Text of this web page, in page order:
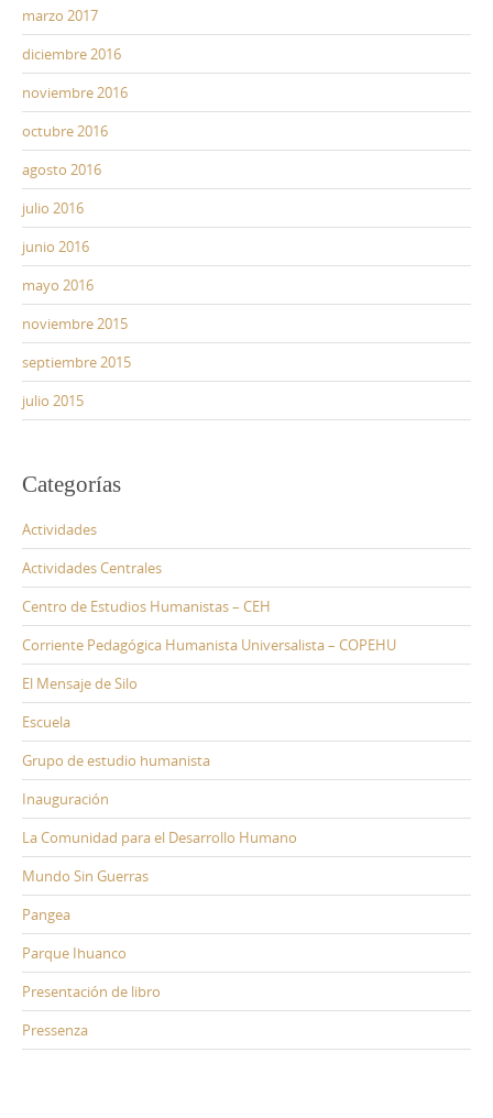
marzo 2017
diciembre 2016
noviembre 2016
octubre 2016
agosto 2016
julio 2016
junio 2016
mayo 2016
noviembre 2015
septiembre 2015
julio 2015
Categorías
Actividades
Actividades Centrales
Centro de Estudios Humanistas – CEH
Corriente Pedagógica Humanista Universalista – COPEHU
El Mensaje de Silo
Escuela
Grupo de estudio humanista
Inauguración
La Comunidad para el Desarrollo Humano
Mundo Sin Guerras
Pangea
Parque Ihuanco
Presentación de libro
Pressenza